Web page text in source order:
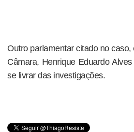
Outro parlamentar citado no
Câmara, Henrique Eduardo
se livrar das investigações.